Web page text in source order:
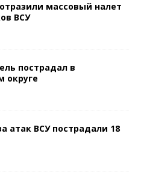
массовый налет
ВСУ
пострадал в
округе
атак ВСУ пострадали 18